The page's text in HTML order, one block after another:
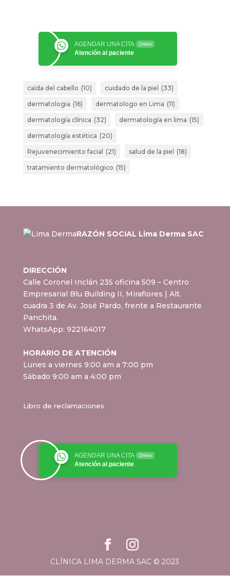
AGENDAR UNA CITA Online
Atención al paciente
caída del cabello (10) cuidado de la piel (33)
dermatologia (16) dermatologo en Lima (11)
dermatología clínica (32) dermatología en lima (15)
dermatología estética (20)
Rejuvenecimiento facial (21) salud de la piel (18)
tratamiento dermatológico (15)
RAZÓN SOCIAL Lima Derma SAC
DIRECCIÓN
Calle Coronel Inclán 235 oficina 509 – Centro
Empresarial Blu Building II, Miraflores | Alt.
cuadra 3 de Av. José Pardo, frente a Restaurante
Panchita.
WhatsApp: 922164017
HORARIO DE ATENCIÓN
Lunes a viernes 9:00 am a 7:00 pm
Sábado 9:00 am a 4:00 pm
Libro de reclamaciones
AGENDAR UNA CITA Online
Atención al paciente
CLÍNICA LIMA DERMA SAC © 2023